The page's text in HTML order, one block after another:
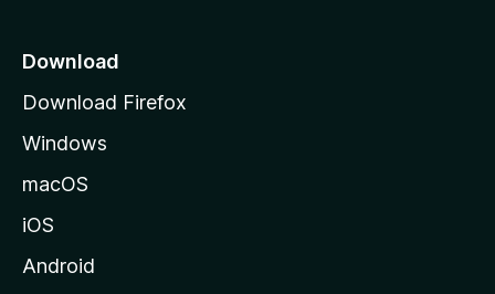
Download
Download Firefox
Windows
macOS
iOS
Android